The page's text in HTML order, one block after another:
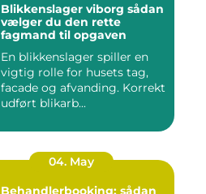
Blikkenslager viborg sådan
vælger du den rette
fagmand til opgaven
En blikkenslager spiller en
vigtig rolle for husets tag,
facade og afvanding. Korrekt
udført blikarb...
04. May
Behandlerbooking: sådan